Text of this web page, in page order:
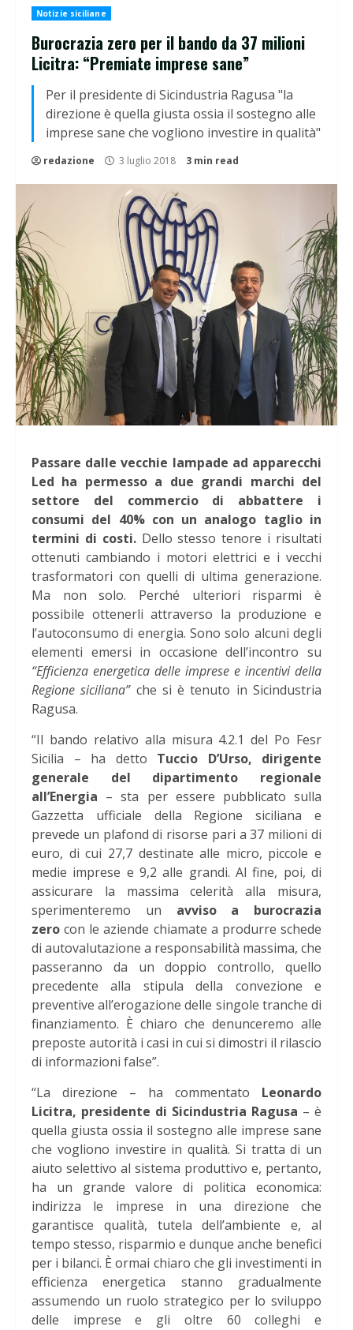
Notizie siciliane
Burocrazia zero per il bando da 37 milioni
Licitra: “Premiate imprese sane”
Per il presidente di Sicindustria Ragusa "la
direzione è quella giusta ossia il sostegno alle
imprese sane che vogliono investire in qualità"
redazione 3 luglio 2018 3 min read
Passare dalle vecchie lampade ad apparecchi
Led ha permesso a due grandi marchi del
settore del commercio di abbattere i
consumi del 40% con un analogo taglio in
termini di costi.Dello stesso tenore i risultati
ottenuti cambiando i motori elettrici e i vecchi
trasformatori con quelli di ultima generazione.
Ma non solo. Perché ulteriori risparmi è
possibile ottenerli attraverso la produzione e
l’autoconsumo di energia. Sono solo alcuni degli
elementi emersi in occasione dell’incontro su
“Efficienza energetica delle imprese e incentivi della
Regione siciliana”che si è tenuto in Sicindustria
Ragusa.
“Il bando relativo alla misura 4.2.1 del Po Fesr
Sicilia – ha detto Tuccio D’Urso, dirigente
generale del dipartimento regionale
all’Energia – sta per essere pubblicato sulla
Gazzetta ufficiale della Regione siciliana e
prevede un plafond di risorse pari a 37 milioni di
euro, di cui 27,7 destinate alle micro, piccole e
medie imprese e 9,2 alle grandi. Al fine, poi, di
assicurare la massima celerità alla misura,
sperimenteremo un avviso a burocrazia
zero con le aziende chiamate a produrre schede
di autovalutazione a responsabilità massima, che
passeranno da un doppio controllo, quello
precedente alla stipula della convezione e
preventive all’erogazione delle singole tranche di
finanziamento. È chiaro che denunceremo alle
preposte autorità i casi in cui si dimostri il rilascio
di informazioni false”.
“La direzione – ha commentato Leonardo
Licitra, presidente di Sicindustria Ragusa – è
quella giusta ossia il sostegno alle imprese sane
che vogliono investire in qualità. Si tratta di un
aiuto selettivo al sistema produttivo e, pertanto,
ha un grande valore di politica economica:
indirizza le imprese in una direzione che
garantisce qualità, tutela dell’ambiente e, al
tempo stesso, risparmio e dunque anche benefici
per i bilanci. È ormai chiaro che gli investimenti in
efficienza energetica stanno gradualmente
assumendo un ruolo strategico per lo sviluppo
delle imprese e gli oltre 60 colleghi e